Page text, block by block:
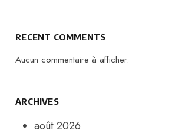
RECENT COMMENTS
Aucun commentaire à afficher.
ARCHIVES
août 2026